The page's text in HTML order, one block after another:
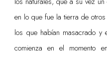
en lo que fue la tierra de otros
los que habían masacrado y
comienza en el momento